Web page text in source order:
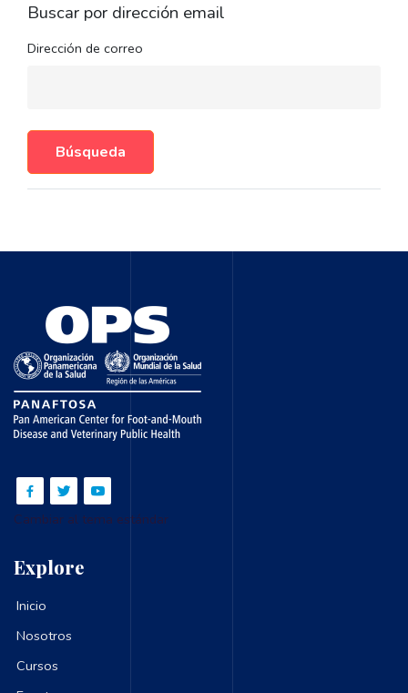
Buscar por dirección email
Dirección de correo
Cambiar al tema estándar
Explore
Inicio
Nosotros
Cursos